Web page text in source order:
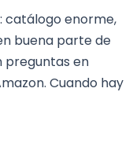
catálogo enorme,
buena parte de
preguntas en
Cuando hay